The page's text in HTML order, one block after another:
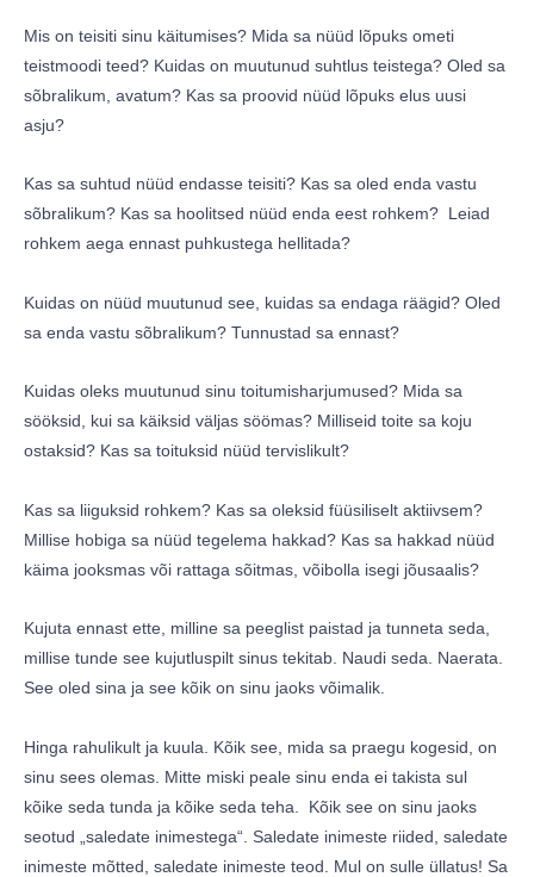
Mis on teisiti sinu käitumises? Mida sa nüüd lõpuks ometi
teistmoodi teed? Kuidas on muutunud suhtlus teistega? Oled sa
sõbralikum, avatum? Kas sa proovid nüüd lõpuks elus uusi
asju?
Kas sa suhtud nüüd endasse teisiti? Kas sa oled enda vastu
sõbralikum? Kas sa hoolitsed nüüd enda eest rohkem? Leiad
rohkem aega ennast puhkustega hellitada?
Kuidas on nüüd muutunud see, kuidas sa endaga räägid? Oled
sa enda vastu sõbralikum? Tunnustad sa ennast?
Kuidas oleks muutunud sinu toitumisharjumused? Mida sa
sööksid, kui sa käiksid väljas söömas? Milliseid toite sa koju
ostaksid? Kas sa toituksid nüüd tervislikult?
Kas sa liiguksid rohkem? Kas sa oleksid füüsiliselt aktiivsem?
Millise hobiga sa nüüd tegelema hakkad? Kas sa hakkad nüüd
käima jooksmas või rattaga sõitmas, võibolla isegi jõusaalis?
Kujuta ennast ette, milline sa peeglist paistad ja tunneta seda,
millise tunde see kujutluspilt sinus tekitab. Naudi seda. Naerata.
See oled sina ja see kõik on sinu jaoks võimalik.
Hinga rahulikult ja kuula. Kõik see, mida sa praegu kogesid, on
sinu sees olemas. Mitte miski peale sinu enda ei takista sul
kõike seda tunda ja kõike seda teha. Kõik see on sinu jaoks
seotud „saledate inimestega“. Saledate inimeste riided, saledate
inimeste mõtted, saledate inimeste teod. Mul on sulle üllatus! Sa